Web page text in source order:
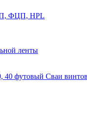
ФЦП, HPL
ленты
40 футовый Сваи